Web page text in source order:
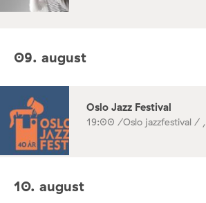
09. august
Oslo Jazz Festival
19:00 /Oslo jazzfestival / ,
10. august